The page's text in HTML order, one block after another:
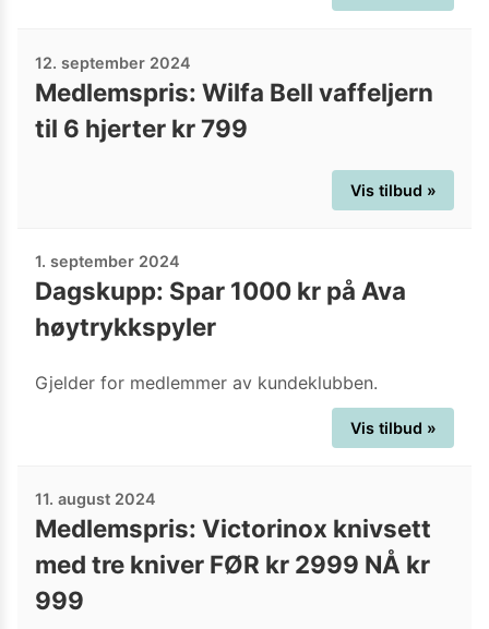
12. september 2024
Medlemspris: Wilfa Bell vaffeljern
til 6 hjerter kr 799
Vis tilbud »
1. september 2024
Dagskupp: Spar 1000 kr på Ava
høytrykkspyler
Gjelder for medlemmer av kundeklubben.
Vis tilbud »
11. august 2024
Medlemspris: Victorinox knivsett
med tre kniver FØR kr 2999 NÅ kr
999